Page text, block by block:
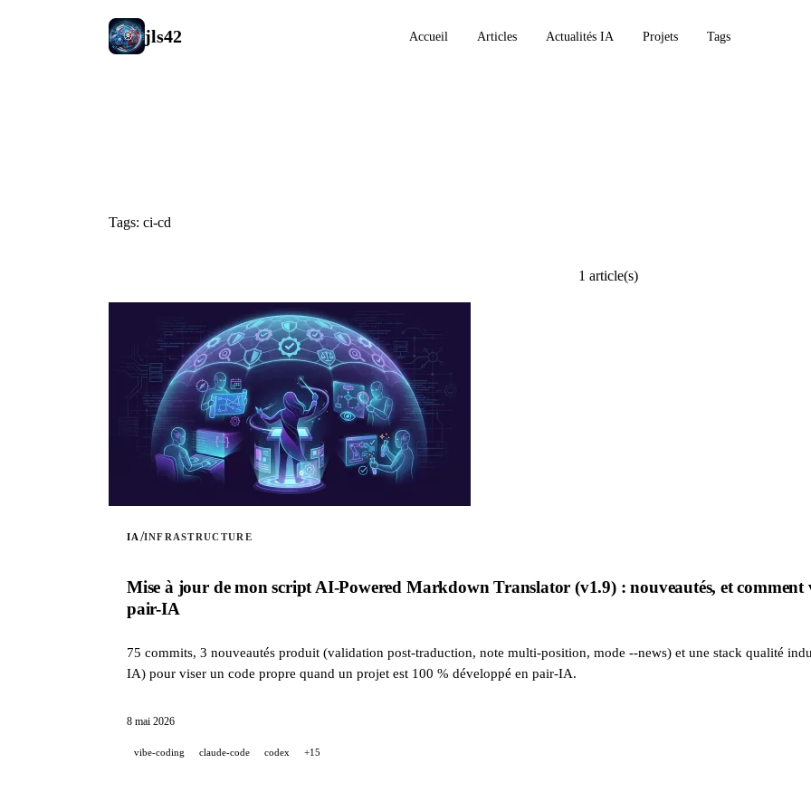
jls42 Accueil Articles Actualités IA Projets Tags
Tags: ci-cd
1 article(s)
IA /INFRASTRUCTURE
Mise à jour de mon script AI-Powered Markdown Translator (v1.9) : nouveautés, et comment
pair-IA
75 commits, 3 nouveautés produit (validation post-traduction, note multi-position, mode --news) et une stack qualité
IA) pour viser un code propre quand un projet est 100 % développé en pair-IA.
8 mai 2026
vibe-coding claude-code codex +15